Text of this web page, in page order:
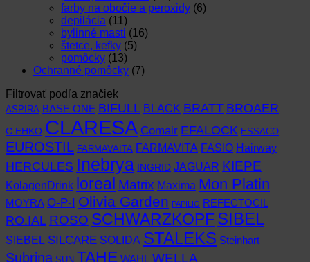
farby na obočie a peroxidy (6)
depilácia (11)
bylinné masti (16)
štetce, kefky (5)
pomôcky (13)
Ochranné pomôcky (7)
Filtrovať podľa značiek
ASPIRA BASE ONE BIFULL BLACK BRATT BROAER
C:EHKO CLARESA Comair EFALOCK ESSACO
EUROSTIL FARMAVAITA FARMAVITA FASIO Hairway
HERCULES Inebrya INGRID JAGUAR KIEPE
KolagenDrink loreal Matrix Maxima Mon Platin
MOYRA O-P-I Olivia Garden PAPILIO REFECTOCIL
RO.IAL ROSO SCHWARZKOPF SIBEL
SIEBEL SILCARE SOLIDA STALEKS Steinhart
Subrina SUN TAHE WAHL WELLA